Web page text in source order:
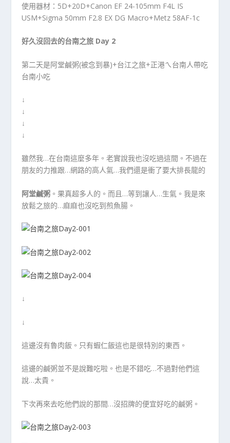
使用器材：5D+20D+Canon EF 24-105mm F4L IS
USM+Sigma 50mm F2.8 EX DG Macro+Metz 58AF-1c
好久沒回去的台南之旅 Day 2
第二天是阿堂鹹粥(被念到暴)+台江之旅+正港ㄟ台南人帶吃
台南小吃
↓
↓
↓
↓
雖然我…在台南這麼多年。老實說我也沒吃過這間。不過在
朋友的力推跟…網路的高人氣…我們還是衝了要大排長龍的
阿堂鹹粥 。果真超多人的。而且…等到讓人…生氣。我是來
放鬆之旅的…麻麻也沒吃到煎魚腸。
↓
↓
這邊沒有魯肉飯。只有蝦仁飯這也是很特別的東西。
這邊的鹹粥並不是說難吃啦。也是不錯吃…不過對他們這
說…太貴。
下次再來去吃他們說的那間…沒招牌的便宜好吃的鹹粥。